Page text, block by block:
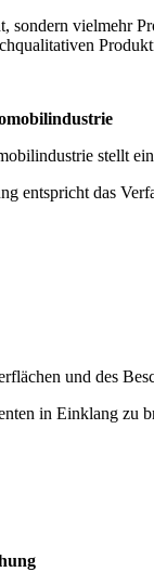
vielmehr
stellt
entspricht das
und des
in Einklang zu